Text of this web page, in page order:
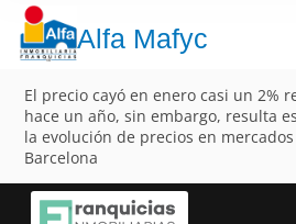
Alfa Mafyc
El precio cayó en enero casi un 2%
hace un año, sin embargo, resulta
la evolución de precios en
Barcelona